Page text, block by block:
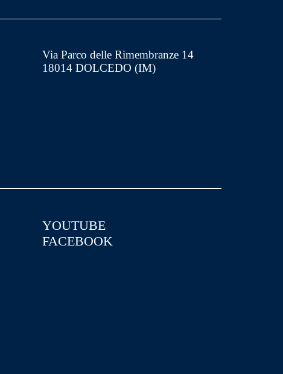
Via Parco delle Rimembranze 14
18014 DOLCEDO (IM)
YOUTUBE
FACEBOOK